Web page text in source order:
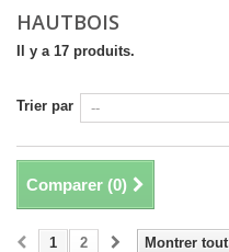
HAUTBOIS
Il y a 17 produits.
Trier par
Comparer (0)
Montrer tout
1 2